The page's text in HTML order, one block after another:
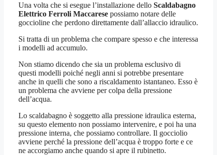
Una volta che si esegue l’installazione dello Scaldabagno
Elettrico Ferroli Maccarese possiamo notare delle
goccioline che perdono direttamente dall’allaccio idraulico.
Si tratta di un problema che compare spesso e che interessa
i modelli ad accumulo.
Non stiamo dicendo che sia un problema esclusivo di
questi modelli poiché negli anni si potrebbe presentare
anche in quelli che sono a riscaldamento istantaneo. Esso è
un problema che avviene per colpa della pressione
dell’acqua.
Lo scaldabagno è soggetto alla pressione idraulica esterna,
su questo elemento non possiamo intervenire, e poi ha una
pressione interna, che possiamo controllare. Il gocciolio
avviene perché la pressione dell’acqua è troppo forte e ce
ne accorgiamo anche quando si apre il rubinetto.